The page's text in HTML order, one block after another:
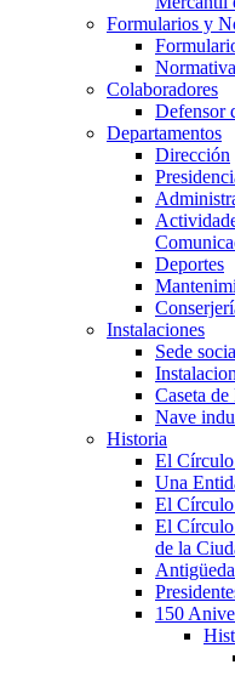
Formularios y
Colaboradores
Defensor
Departamentos
Dirección
Deportes
Instalaciones
Sede
Caseta de
Nave
Historia
El
Una
El
El Círculo
de la
150